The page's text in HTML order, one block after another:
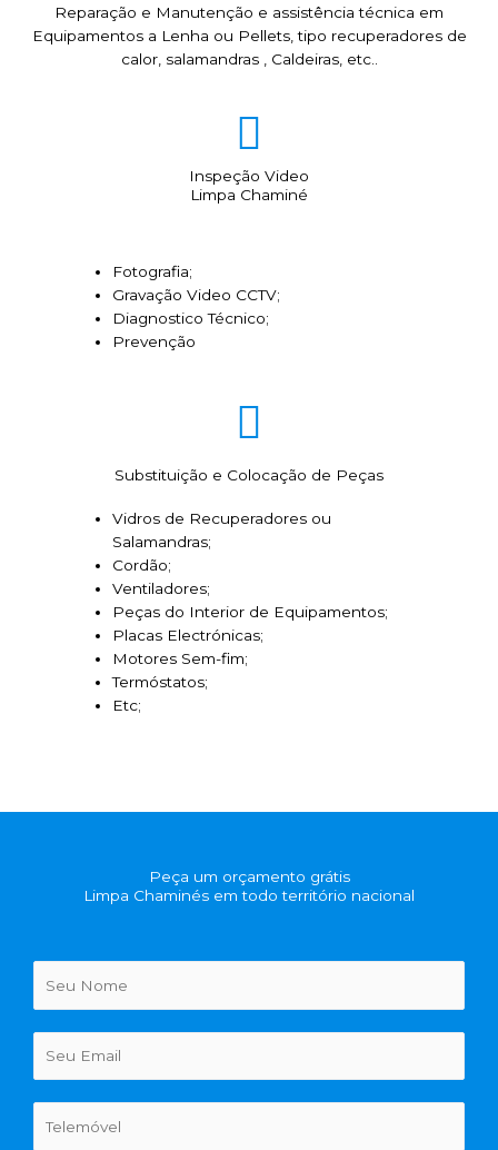
Reparação e Manutenção e assistência técnica em
Equipamentos a Lenha ou Pellets, tipo recuperadores de
calor, salamandras , Caldeiras, etc..
Inspeção Video
Limpa Chaminé
Fotografia;
Gravação Video CCTV;
Diagnostico Técnico;
Prevenção
Substituição e Colocação de Peças
Vidros de Recuperadores ou
Salamandras;
Cordão;
Ventiladores;
Peças do Interior de Equipamentos;
Placas Electrónicas;
Motores Sem-fim;
Termóstatos;
Etc;
Peça um orçamento grátis
Limpa Chaminés em todo território nacional